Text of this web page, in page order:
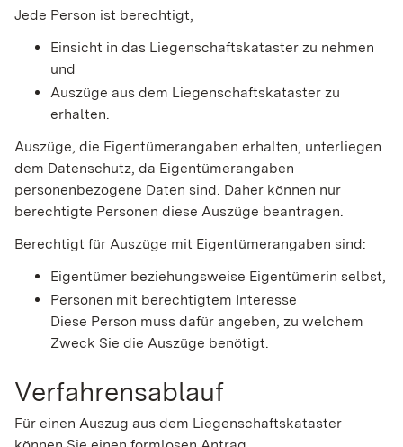
Jede Person ist berechtigt,
Einsicht in das Liegenschaftskataster zu nehmen
und
Auszüge aus dem Liegenschaftskataster zu
erhalten.
Auszüge, die Eigentümerangaben erhalten, unterliegen
dem Datenschutz, da Eigentümerangaben
personenbezogene Daten sind. Daher können nur
berechtigte Personen diese Auszüge beantragen.
Berechtigt für Auszüge mit Eigentümerangaben sind:
Eigentümer beziehungsweise Eigentümerin selbst,
Personen mit berechtigtem Interesse
Diese Person muss dafür angeben, zu welchem
Zweck Sie die Auszüge benötigt.
Verfahrensablauf
Für einen Auszug aus dem Liegenschaftskataster